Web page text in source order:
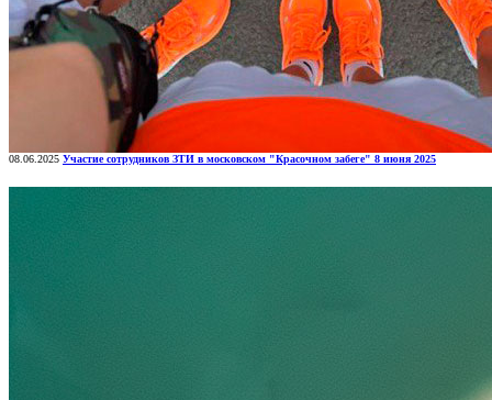
08.06.2025 Участие сотрудников ЗТИ в московском "Красочном забеге" 8 июня 2025